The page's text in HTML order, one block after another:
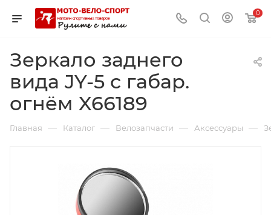
0
Зеркало заднего
вида JY-5 с габар.
огнём X66189
Главная — Каталог — Велозапчасти — Аксессуары —